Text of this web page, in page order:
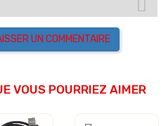
UN COMMENTAIRE
VOUS POURRIEZ AIMER